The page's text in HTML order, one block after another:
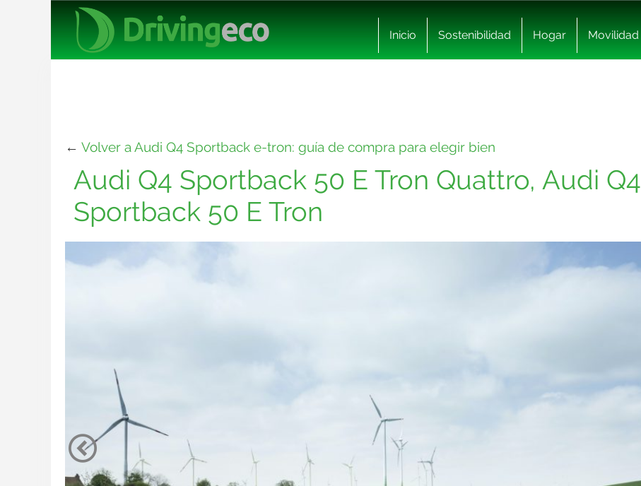
Inicio Sostenibilidad Hogar Movilidad
← Volver a Audi Q4 Sportback e-tron: guía de compra para elegir bien
Audi Q4 Sportback 50 E Tron Quattro, Audi Q4
Sportback 50 E Tron